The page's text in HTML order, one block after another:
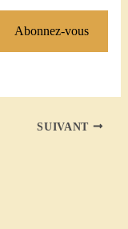
Abonnez-vous
SUIVANT